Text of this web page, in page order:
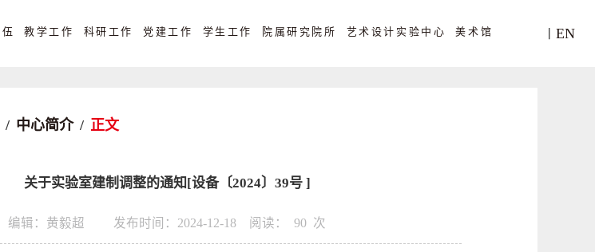
教学工作 科研工作 党建工作 学生工作 院属研究院所 艺术设计实验中心 美术馆 EN
/ 中心简介 / 正文
关于实验室建制调整的通知[设备〔2024〕39号 ]
编辑：黄毅超 发布时间：2024-12-18 阅读： 90 次